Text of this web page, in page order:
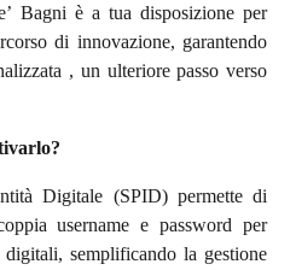
Bagni è a tua disposizione per
di innovazione, garantendo
, un ulteriore passo verso
Digitale (SPID) permette di
username e password per
digitali, semplificando la gestione